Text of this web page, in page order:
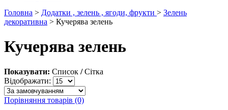
Головна > Додатки , зелень , ягоди, фрукти > Зелень
декоративна > Кучерява зелень
Кучерява зелень
Показувати: Список / Сітка
Відображати:
Порівняння товарів (0)